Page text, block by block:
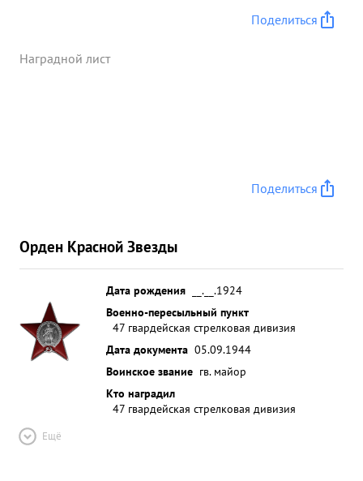
Поделиться
Наградной лист
Поделиться
Орден Красной Звезды
Дата рождения
__.__.1924
Военно-пересыльный пункт
47 гвардейская стрелковая дивизия
Дата документа 05.09.1944
Воинское звание гв. майор
Кто наградил
47 гвардейская стрелковая дивизия
Ещё